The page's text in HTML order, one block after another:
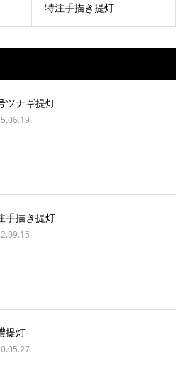
特注手描き提灯
ツナギ提灯
手描き提灯
提灯